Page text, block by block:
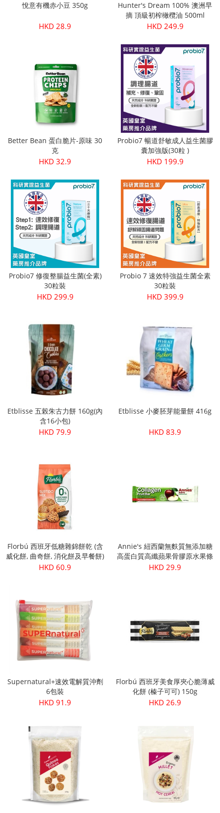
悅意有機赤小豆 350g
HKD 28.9
Hunter's Dream 100% 澳洲早
摘 頂級初榨橄欖油 500ml
HKD 249.9
Better Bean 蛋白脆片-原味 30
克
HKD 32.9
Probio7 暢道舒敏成人益生菌膠
囊加強版(30粒 )
HKD 199.9
Probio7 修復整腸益生菌(全素)
30粒裝
HKD 299.9
Probio 7 速效特強益生菌全素
30粒裝
HKD 399.9
Etblisse 五榖朱古力餅 160g(內
含16小包)
HKD 79.9
Etblisse 小麥胚芽能量餅 416g
HKD 83.9
Florbú 西班牙低糖雜錦餅乾 (含
威化餅, 曲奇餅, 消化餅及早餐餅)
270g
HKD 60.9
Annie's 紐西蘭無麩質無添加糖
高蛋白質高纖蘋果骨膠原水果條
30g
HKD 29.9
Supernatural+速效電解質沖劑
6包裝
HKD 91.9
Florbú 西班牙美食厚夾心脆薄威
化餅 (榛子可可) 150g
HKD 26.9